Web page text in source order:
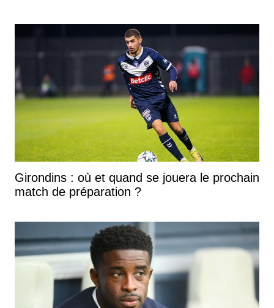
Girondins : où et quand se jouera le prochain
match de préparation ?